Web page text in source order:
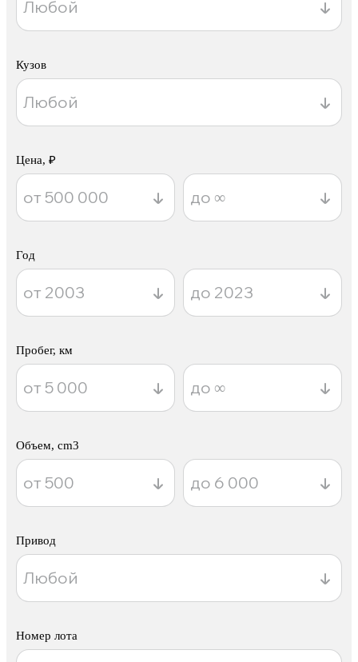
Кузов
Цена, ₽
Год
Пробег, км
Объем, cm3
Привод
Номер лота